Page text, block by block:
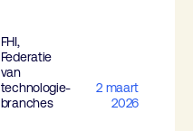
FHI,
Federatie
van
technologie-
branches
2 maart
2026